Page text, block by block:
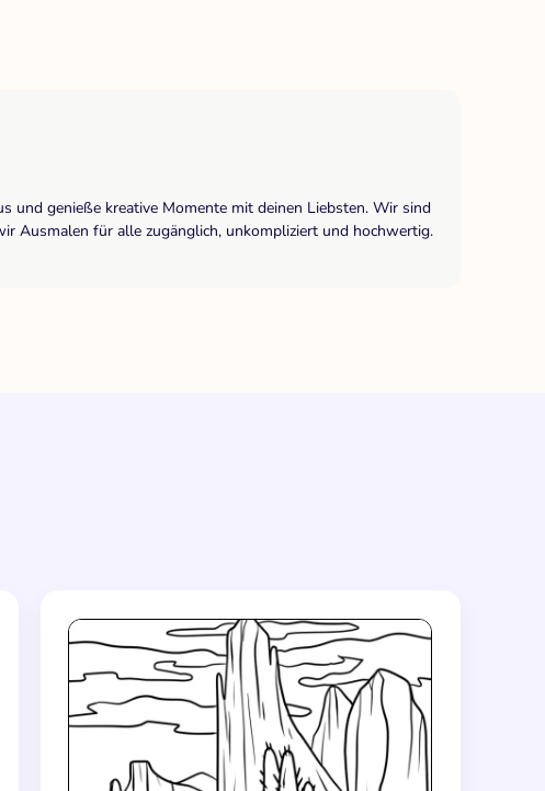
und genieße kreative Momente mit deinen Liebsten. Wir sind
Ausmalen für alle zugänglich, unkompliziert und hochwertig.